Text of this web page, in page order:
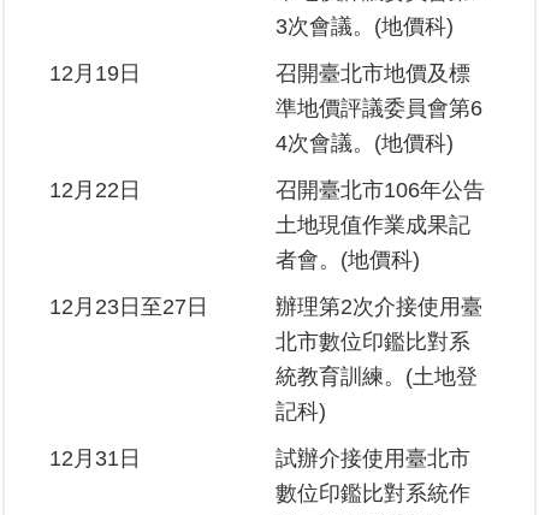
3次會議。(地價科)
12月19日
召開臺北市地價及標
準地價評議委員會第6
4次會議。(地價科)
12月22日
召開臺北市106年公告
土地現值作業成果記
者會。(地價科)
12月23日至27日
辦理第2次介接使用臺
北市數位印鑑比對系
統教育訓練。(土地登
記科)
12月31日
試辦介接使用臺北市
數位印鑑比對系統作